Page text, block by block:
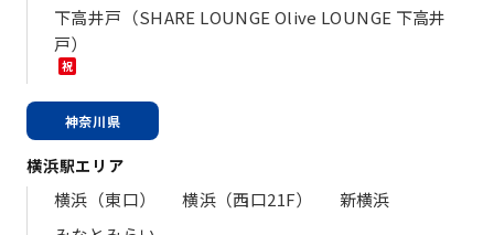
下高井戸（SHARE LOUNGE Olive LOUNGE 下高井
戸）
祝
神奈川県
横浜駅エリア
横浜（東口） 横浜（西口21F）
新横浜